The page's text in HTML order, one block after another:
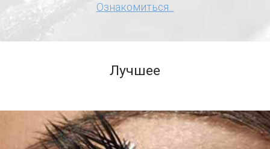
Ознакомиться...
Лучшее